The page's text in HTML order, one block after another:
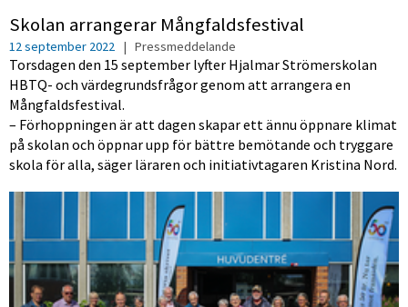
Skolan arrangerar Mångfaldsfestival
12 september 2022 | Pressmeddelande
Torsdagen den 15 september lyfter Hjalmar Strömerskolan
HBTQ- och värdegrundsfrågor genom att arrangera en
Mångfaldsfestival.
– Förhoppningen är att dagen skapar ett ännu öppnare klimat
på skolan och öppnar upp för bättre bemötande och tryggare
skola för alla, säger läraren och initiativtagaren Kristina Nord.